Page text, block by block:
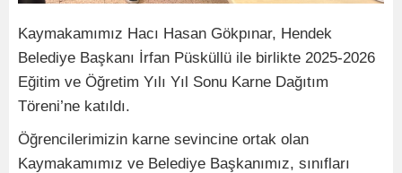
Kaymakamımız Hacı Hasan Gökpınar, Hendek
Belediye Başkanı İrfan Püsküllü ile birlikte 2025-2026
Eğitim ve Öğretim Yılı Yıl Sonu Karne Dağıtım
Töreni’ne katıldı.
Öğrencilerimizin karne sevincine ortak olan
Kaymakamımız ve Belediye Başkanımız, sınıfları